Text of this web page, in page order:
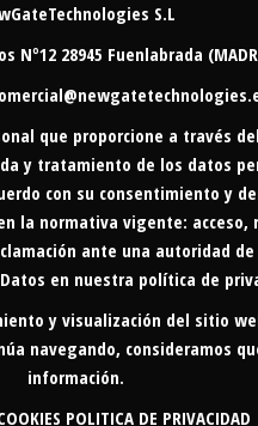
S.L
Nº12 28945 Fuenlabrada
que proporcione a través
y tratamiento de los
con su consentimiento y
la normativa vigente:
ante una autoridad
en nuestra política de
y visualización del sitio
navegando, consideramos
información.
POLITICA DE PRIVACIDAD